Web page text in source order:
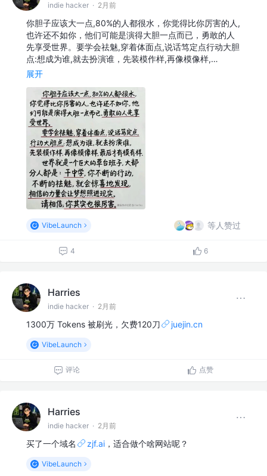
indie hacker · 2月前
你胆子应该大一点,80%的人都很水，你觉得比你厉害的人,
也许还不如你，他们可能是演得大胆一点而已，勇敢的人
先享受世界。要学会祛魅,穿着体面点,说话笃定点行动大胆
点:想成为谁,就去扮演谁，先装模作样,再像模像样,…
展开
VibeLaunch 等人赞过
4 6
Harries
indie hacker · 2月前
1300万 Tokens 被刷光，欠费120刀 juejin.cn
VibeLaunch
评论 点赞
Harries
indie hacker · 2月前
买了一个域名 zjf.ai ，适合做个啥网站呢？
VibeLaunch